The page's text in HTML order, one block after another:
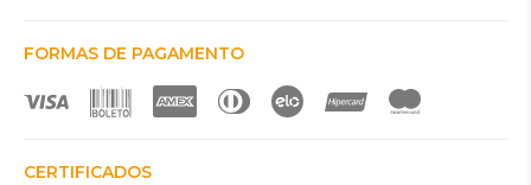
FORMAS DE PAGAMENTO
CERTIFICADOS